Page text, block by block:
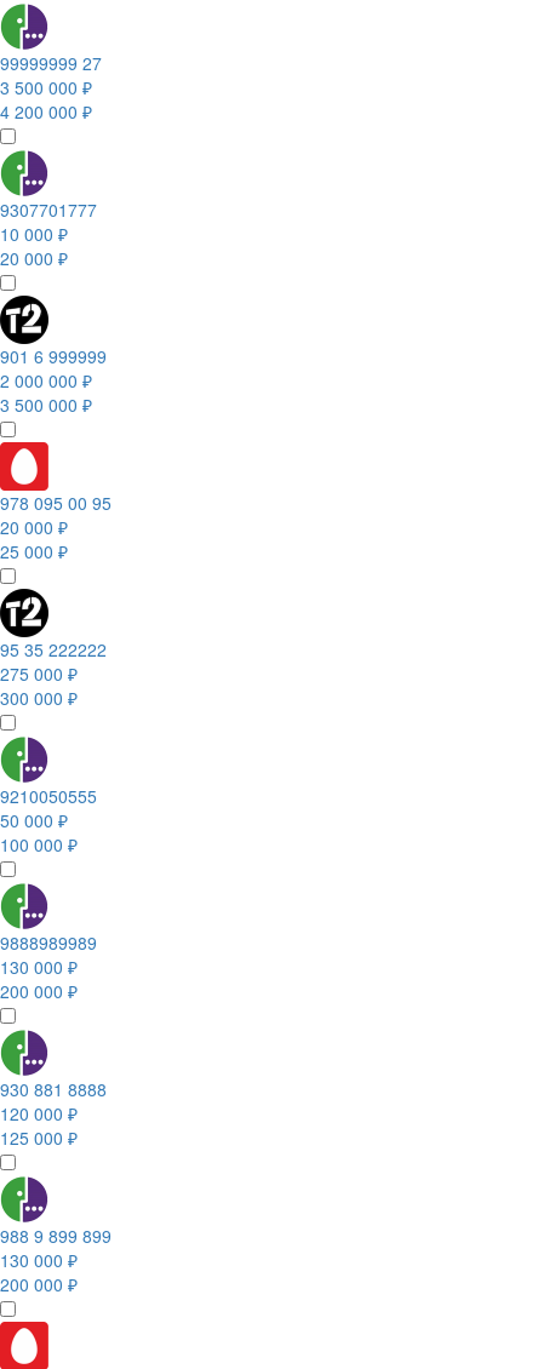
99999999 27
3 500 000 ₽
4 200 000 ₽
9307701777
10 000 ₽
20 000 ₽
901 6 999999
2 000 000 ₽
3 500 000 ₽
978 095 00 95
20 000 ₽
25 000 ₽
95 35 222222
275 000 ₽
300 000 ₽
9210050555
50 000 ₽
100 000 ₽
9888989989
130 000 ₽
200 000 ₽
930 881 8888
120 000 ₽
125 000 ₽
988 9 899 899
130 000 ₽
200 000 ₽